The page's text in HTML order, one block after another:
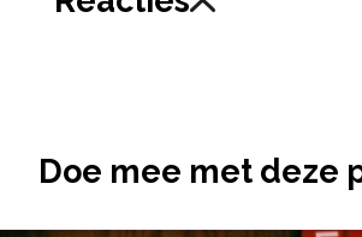
Doe mee met deze